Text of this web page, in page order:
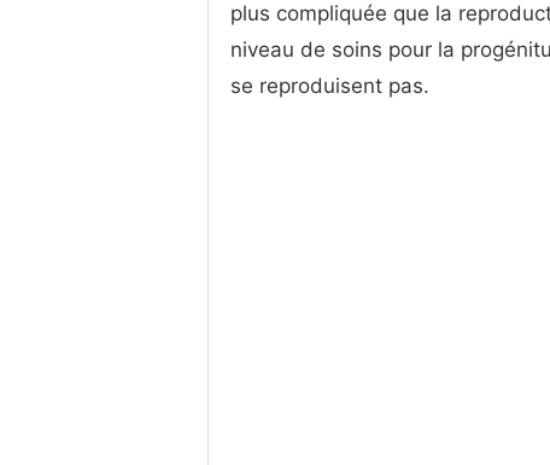
plus compliquée que la
niveau de soins pour la
se reproduisent pas.